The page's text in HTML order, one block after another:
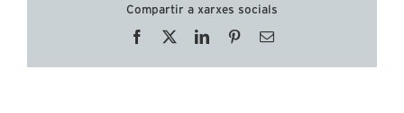
Compartir a xarxes socials
Facebook LinkedInPinterestEmail